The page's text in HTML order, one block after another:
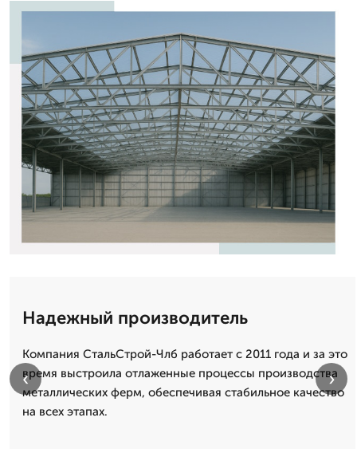
Надежный производитель
Компания СтальСтрой-Члб работает с 2011 года и за это
время выстроила отлаженные процессы производства
металлических ферм, обеспечивая стабильное качество
на всех этапах.
‹ ›